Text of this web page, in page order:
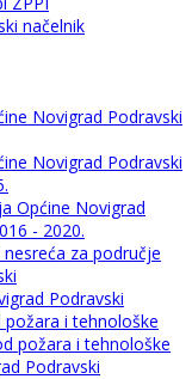
načelnik
Novigrad Podravski
Novigrad Podravski
Općine Novigrad
- 2020.
za područje
Podravski
i tehnološke
požara i tehnološke
Podravski